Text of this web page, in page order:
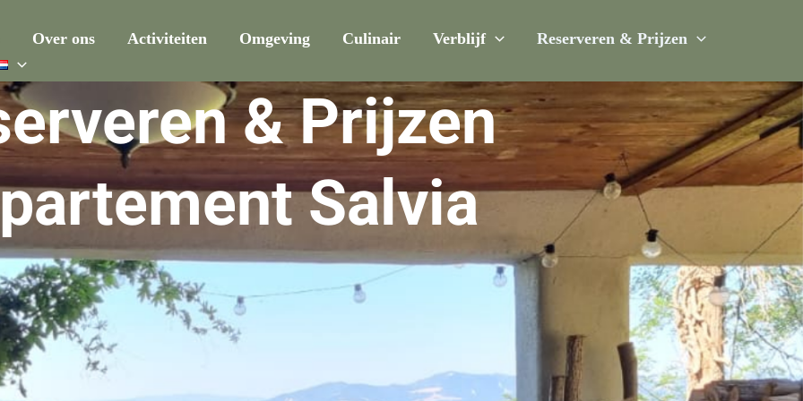
Over ons Activiteiten Omgeving Culinair Verblijf
Reserveren & Prijzen
& Prijzen
Salvia